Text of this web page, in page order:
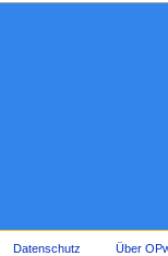
Datenschutz Über